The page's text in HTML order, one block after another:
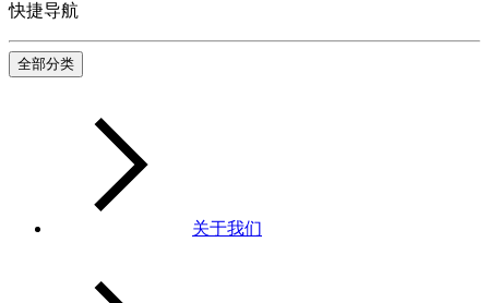
快捷导航
全部分类
关于我们